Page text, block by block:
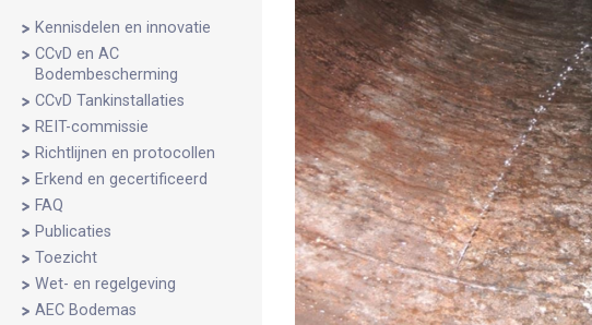
Kennisdelen en innovatie
CCvD en AC
Bodembescherming
CCvD Tankinstallaties
REIT-commissie
Richtlijnen en protocollen
Erkend en gecertificeerd
FAQ
Publicaties
Toezicht
Wet- en regelgeving
AEC Bodemas